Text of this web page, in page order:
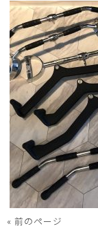
« 前のページ